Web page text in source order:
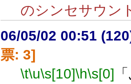
のシンセサウン
06/05/02 00:51
票: 3]
\t\u\s[10]\h\s[0]